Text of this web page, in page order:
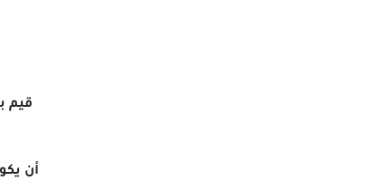
قيم
أن